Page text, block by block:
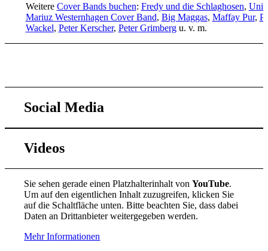
Weitere Cover Bands buchen: Fredy und die Schlaghosen,
Mariuz Westernhagen Cover Band, Big Maggas, Maffay Pur,
Wackel, Peter Kerscher, Peter Grimbergu. v. m.
Social Media
Videos
Sie sehen gerade einen Platzhalterinhalt vonYouTube.
Um auf den eigentlichen Inhalt zuzugreifen, klicken Sie
auf die Schaltfläche unten. Bitte beachten Sie, dass dabei
Daten an Drittanbieter weitergegeben werden.
Mehr Informationen